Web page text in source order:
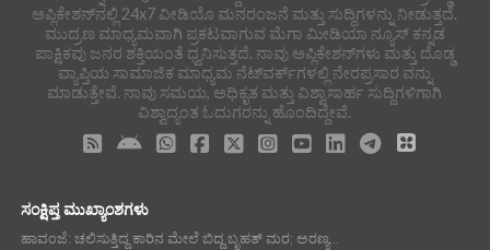
ಅಪ್ಲಿಕೇಶನ್‌ನಲ್ಲಿ 24x7 ವೀಡಿಯೊ ಮನರಂಜನೆ ಮತ್ತು ಸುದ್ದಿಗಳನ್ನು ನೀಡುತ್ತದೆ.
ಮುದ್ರಣ ಮಾಧ್ಯಮವಾಗಿ ಪ್ರಕಟವಾಗುವ ಮೆಗಾ ಮೀಡಿಯಾ ನ್ಯೂಸ್ ಕನ್ನಡ
ಪಾಕ್ಷಿಕವು ಜನರ ಶಕ್ತಿಯಂತೆ ಧ್ವನಿಸುತ್ತದೆ. ನಾವು ಅಪ್ಲಿಕೇಶನ್‌ಗಳು ಮತ್ತು ದೊಡ್ಡ
ವ್ಯಾಪ್ತಿಯ ಸಾಮಾಜಿಕ ಮಾಧ್ಯಮ ನೆಟ್‌ವರ್ಕ್‌ಗಳಲ್ಲಿ ನೇರಪ್ರಸಾರ ವನ್ನು
ಮಾಡುತ್ತೇವೆ. ನಾವು ಸಮಯ, ಅಧಿಕೃತ ಮತ್ತು ವಿಶ್ವಾಸಾರ್ಹ ಸುದ್ದಿಗಳಿಗಾಗಿ
ವಿಶ್ವಾದ್ಯಂತ ಓದುಗರನ್ನು ಹೊಂದಿದ್ದೇವೆ.
ಸಂಕ್ಷಿಪ್ತ ಮುಖ್ಯಾಂಶಗಳು
ಹಾವಂಜೆ: ಚಲಿಸುತ್ತಿದ್ದ ಕಾರಿನ ಮೇಲೆ ಬಿದ್ದ ಬೃಹತ್ ಮರ; ಅರಣ್ಯ...